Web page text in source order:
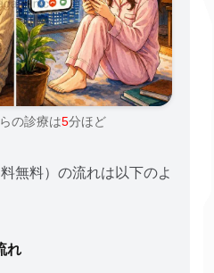
の診療は5分ほど
無料）の流れは以下のよ
れ